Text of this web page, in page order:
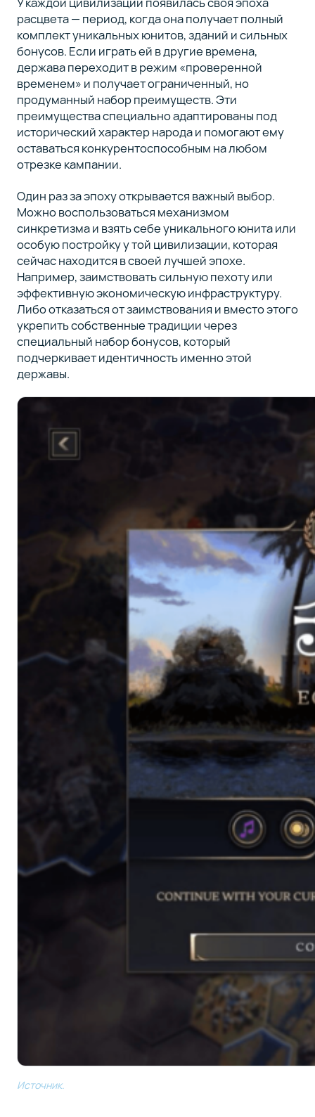
расцвета — период, когда она получает полный
комплект уникальных юнитов, зданий и сильных
бонусов. Если играть ей в другие времена,
держава переходит в режим «проверенной
временем» и получает ограниченный, но
продуманный набор преимуществ. Эти
преимущества специально адаптированы под
исторический характер народа и помогают ему
оставаться конкурентоспособным на любом
отрезке кампании.
Один раз за эпоху открывается важный выбор.
Можно воспользоваться механизмом
синкретизма и взять себе уникального юнита или
особую постройку у той цивилизации, которая
сейчас находится в своей лучшей эпохе.
Например, заимствовать сильную пехоту или
эффективную экономическую инфраструктуру.
Либо отказаться от заимствования и вместо этого
укрепить собственные традиции через
специальный набор бонусов, который
подчеркивает идентичность именно этой
державы.
Источник.